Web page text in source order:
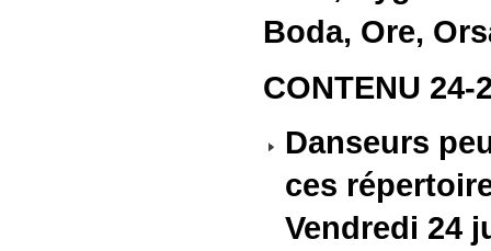
Boda, Ore,
CONTENU
Danseurs
ces
Vendredi 24